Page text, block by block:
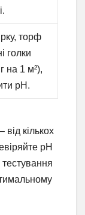
торф
голки
на 1 м²),
pH.
кількох
pH
тестування